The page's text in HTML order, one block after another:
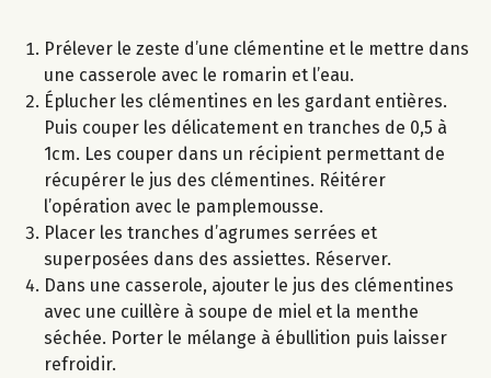
Prélever le zeste d’une clémentine et le mettre dans
une casserole avec le romarin et l’eau.
Éplucher les clémentines en les gardant entières.
Puis couper les délicatement en tranches de 0,5 à
1cm. Les couper dans un récipient permettant de
récupérer le jus des clémentines. Réitérer
l’opération avec le pamplemousse.
Placer les tranches d’agrumes serrées et
superposées dans des assiettes. Réserver.
Dans une casserole, ajouter le jus des clémentines
avec une cuillère à soupe de miel et la menthe
séchée. Porter le mélange à ébullition puis laisser
refroidir.